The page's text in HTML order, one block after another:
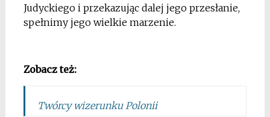
Judyckiego i przekazując dalej jego przesłanie,
spełnimy jego wielkie marzenie.
Zobacz też:
Twórcy wizerunku Polonii